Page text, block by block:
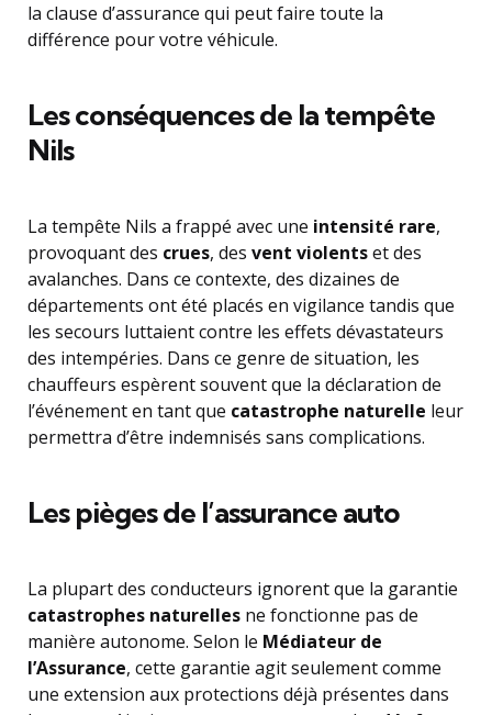
la clause d’assurance qui peut faire toute la
différence pour votre véhicule.
Les conséquences de la tempête
Nils
La tempête Nils a frappé avec une intensité rare,
provoquant des crues, des vent violentset des
avalanches. Dans ce contexte, des dizaines de
départements ont été placés en vigilance tandis que
les secours luttaient contre les effets dévastateurs
des intempéries. Dans ce genre de situation, les
chauffeurs espèrent souvent que la déclaration de
l’événement en tant que catastrophe naturelle leur
permettra d’être indemnisés sans complications.
Les pièges de l’assurance auto
La plupart des conducteurs ignorent que la garantie
catastrophes naturelles ne fonctionne pas de
manière autonome. Selon le Médiateur de
l’Assurance, cette garantie agit seulement comme
une extension aux protections déjà présentes dans